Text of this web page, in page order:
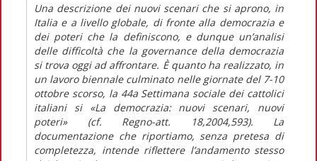
Una descrizione dei nuovi scenari che si aprono, in
Italia e a livello globale, di fronte alla democrazia e
dei poteri che la definiscono, e dunque un’analisi
delle difficoltà che la governance della democrazia
si trova oggi ad affrontare. È quanto ha realizzato, in
un lavoro biennale culminato nelle giornate del 7-10
ottobre scorso, la 44a Settimana sociale dei cattolici
italiani si «La democrazia: nuovi scenari, nuovi
poteri» (cf. Regno-att. 18,2004,593). La
documentazione che riportiamo, senza pretesa di
completezza, intende riflettere l’andamento stesso